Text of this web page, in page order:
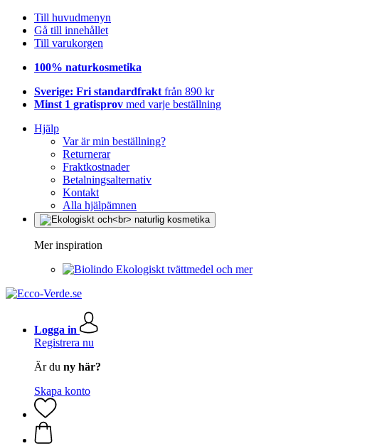
Till huvudmenyn
Gå till innehållet
Till varukorgen
100% naturkosmetika
Sverige: Fri standardfrakt från 890 kr
Minst 1 gratisprov med varje beställning
Hjälp
Var är min beställning?
Returnerar
Fraktkostnader
Betalningsalternativ
Kontakt
Alla hjälpämnen
Mer inspiration
Ekologiskt tvättmedel och mer
Logga in
Registrera nu
Är du ny här?
Skapa konto